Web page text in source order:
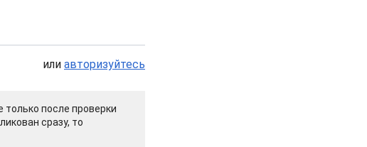
или авторизуйтесь
после проверки
сразу, то